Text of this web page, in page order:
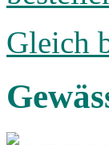
Gleich